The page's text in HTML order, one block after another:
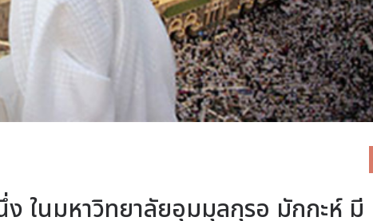
ง ในมหาวิทยาลัยอุมมุลกุรอ มักกะห์ มี